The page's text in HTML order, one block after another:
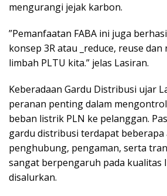
mengurangi jejak karbon.
”Pemanfaatan FABA ini juga
konsep 3R atau _reduce, reuse dan
limbah PLTU kita.” jelas Lasiran.
Keberadaan Gardu Distribusi ujar
peranan penting dalam
beban listrik PLN ke pelanggan.
gardu distribusi terdapat
penghubung, pengaman, serta
sangat berpengaruh pada kualitas
disalurkan.